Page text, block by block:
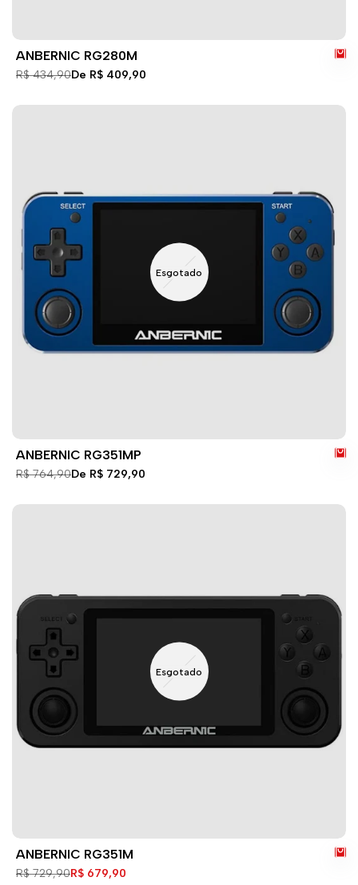
ANBERNIC RG280M
Preço
R$ 434,90Preço
De R$ 409,90
Esgotado
ANBERNIC RG351MP
Preço
R$ 764,90Preço
De R$ 729,90
Esgotado
ANBERNIC RG351M
Preço
R$ 729,90Preço
R$ 679,90